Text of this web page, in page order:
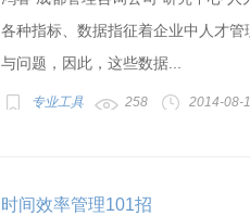
各种指标、数据指征着企业中人才管
与问题，因此，这些数据...
专业工具 258 2014-08-
时间效率管理101招